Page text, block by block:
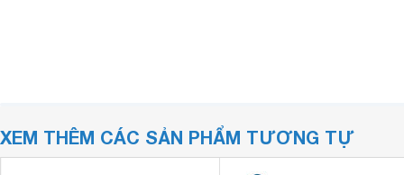
XEM THÊM CÁC SẢN PHẨM TƯƠNG TỰ